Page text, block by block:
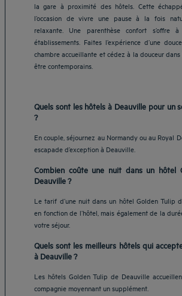
la gare à proximité des hôtels. Cette
l’occasion de vivre une pause à la fois
relaxante. Une parenthèse confort s’offre
établissements. Faites l’expérience d’une
chambre accueillante et cédez à la douceur
être contemporains.
Quels sont les hôtels à Deauville pour un
?
En couple, séjournez au Normandy ou au Royal
escapade d’exception à Deauville.
Combien coûte une nuit dans un hôtel
Deauville ?
Le tarif d’une nuit dans un hôtel Golden Tulip
en fonction de l’hôtel, mais également de la
votre séjour.
Quels sont les meilleurs hôtels qui
à Deauville ?
Les hôtels Golden Tulip de Deauville
compagnie moyennant un supplément.